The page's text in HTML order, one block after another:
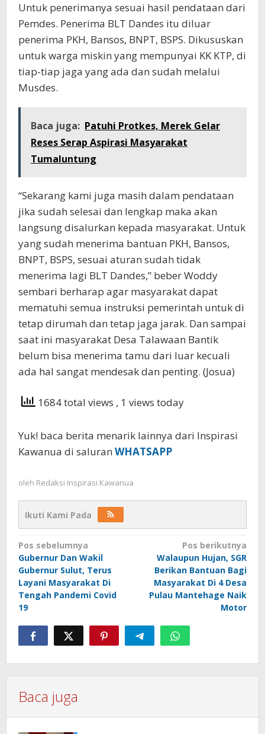
Untuk penerimanya sesuai hasil pendataan dari
Pemdes. Penerima BLT Dandes itu diluar
penerima PKH, Bansos, BNPT, BSPS. Dikususkan
untuk warga miskin yang mempunyai KK KTP, di
tiap-tiap jaga yang ada dan sudah melalui
Musdes.
Baca juga: Patuhi Protkes, Merek Gelar
Reses Serap Aspirasi Masyarakat
Tumaluntung
“Sekarang kami juga masih dalam pendataan
jika sudah selesai dan lengkap maka akan
langsung disalurkan kepada masyarakat. Untuk
yang sudah menerima bantuan PKH, Bansos,
BNPT, BSPS, sesuai aturan sudah tidak
menerima lagi BLT Dandes,” beber Woddy
sembari berharap agar masyarakat dapat
mematuhi semua instruksi pemerintah untuk di
tetap dirumah dan tetap jaga jarak. Dan sampai
saat ini masyarakat Desa Talawaan Bantik
belum bisa menerima tamu dari luar kecuali
ada hal sangat mendesak dan penting. (Josua)
1684 total views , 1 views today
Yuk! baca berita menarik lainnya dari Inspirasi
Kawanua di saluran WHATSAPP
oleh Redaksi Inspirasi Kawanua
Ikuti Kami Pada
Navigasi
pos
Pos sebelumnya
Gubernur Dan Wakil
Gubernur Sulut, Terus
Layani Masyarakat Di
Tengah Pandemi Covid
19
Pos berikutnya
Walaupun Hujan, SGR
Berikan Bantuan Bagi
Masyarakat Di 4 Desa
Pulau Mantehage Naik
Motor
Baca juga